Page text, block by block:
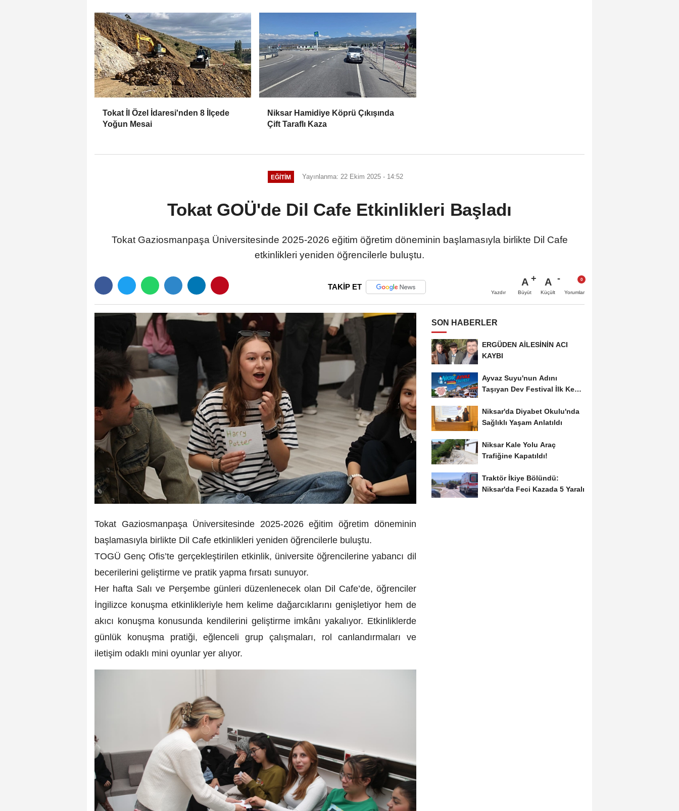
Tokat İl Özel İdaresi'nden 8 İlçede
Yoğun Mesai
Niksar Hamidiye Köprü Çıkışında
Çift Taraflı Kaza
EĞİTİM Yayınlanma: 22 Ekim 2025 - 14:52
Tokat GOÜ'de Dil Cafe Etkinlikleri Başladı
Tokat Gaziosmanpaşa Üniversitesinde 2025-2026 eğitim öğretim döneminin başlamasıyla birlikte Dil Cafe
etkinlikleri yeniden öğrencilerle buluştu.
TAKİP ET
Yazdır
A
Büyüt
A
Küçült Yorumlar
Tokat Gaziosmanpaşa Üniversitesinde 2025-2026 eğitim öğretim döneminin
başlamasıyla birlikte Dil Cafe etkinlikleri yeniden öğrencilerle buluştu.
TOGÜ Genç Ofis’te gerçekleştirilen etkinlik, üniversite öğrencilerine yabancı dil
becerilerini geliştirme ve pratik yapma fırsatı sunuyor.
Her hafta Salı ve Perşembe günleri düzenlenecek olan Dil Cafe’de, öğrenciler
İngilizce konuşma etkinlikleriyle hem kelime dağarcıklarını genişletiyor hem de
akıcı konuşma konusunda kendilerini geliştirme imkânı yakalıyor. Etkinliklerde
günlük konuşma pratiği, eğlenceli grup çalışmaları, rol canlandırmaları ve
iletişim odaklı mini oyunlar yer alıyor.
SON HABERLER
ERGÜDEN AİLESİNİN ACI
KAYBI
Ayvaz Suyu'nun Adını
Taşıyan Dev Festival İlk Kez
Niksar'da Diyabet Okulu'nda
Sağlıklı Yaşam Anlatıldı
Niksar Kale Yolu Araç
Trafiğine Kapatıldı!
Traktör İkiye Bölündü:
Niksar'da Feci Kazada 5 Yaralı